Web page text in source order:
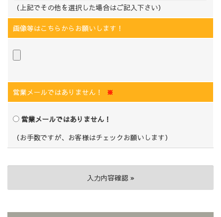
（上記でその他を選択した場合はご記入下さい）
画像等はこちらからお願いします！
営業メールではありません！ ※
営業メールではありません！
（お手数ですが、お客様はチェックお願いします）